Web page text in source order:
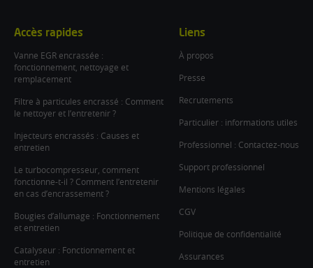
Accès rapides
Vanne EGR encrassée :
fonctionnement, nettoyage et
remplacement
Filtre à particules encrassé : Comment
le nettoyer et l’entretenir ?
Injecteurs encrassés : Causes et
entretien
Le turbocompresseur, comment
fonctionne-t-il ? Comment l’entretenir
en cas d’encrassement ?
Bougies d’allumage : Fonctionnement
et entretien
Catalyseur : Fonctionnement et
entretien
Liens
À propos
Presse
Recrutements
Particulier : informations utiles
Professionnel : Contactez-nous
Support professionnel
Mentions légales
CGV
Politique de confidentialité
Assurances